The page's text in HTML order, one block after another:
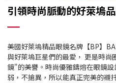
引領時尚脈動的好萊塢
美國好萊塢精品眼鏡名牌【BP】
與好萊塢巨星們的最愛， 更是時
鏡"的美譽。時尚優雅鑄熔在眼鏡
弱，不搶異，所以能真正完美的襯